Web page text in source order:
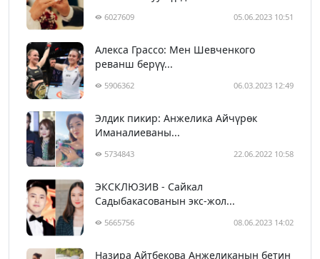
6027609 05.06.2023 10:51
Алекса Грассо: Мен Шевченкого
реванш берүү...
5906362 06.03.2023 12:49
Элдик пикир: Анжелика Айчүрөк
Иманалиеваны...
5734843 22.06.2022 10:58
ЭКСКЛЮЗИВ - Сайкал
Садыбакасованын экс-жол...
5665756 08.06.2023 14:02
Назира Айтбекова Анжеликанын бетин